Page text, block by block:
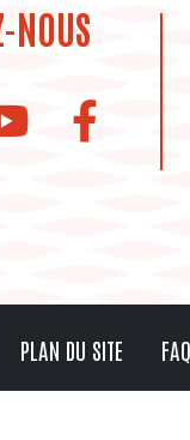
NOUS
de la bibliothèque
Youtube de la
PLAN DU SITE FAQ